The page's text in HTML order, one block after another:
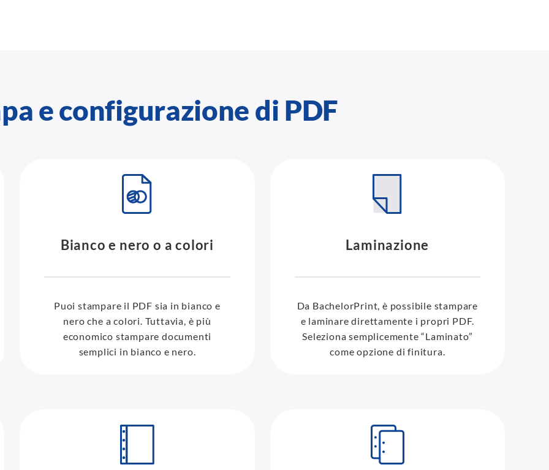
e configurazione di PDF
Bianco e nero o a colori
Puoi stampare il PDF sia in bianco e
nero che a colori. Tuttavia, è più
economico stampare documenti
semplici in bianco e nero.
Laminazione
Da BachelorPrint, è possibile stampare
e laminare direttamente i propri PDF.
Seleziona semplicemente “Laminato”
come opzione di finitura.